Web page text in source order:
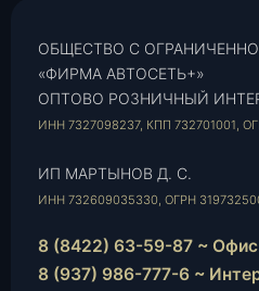
ОБЩЕСТВО С
«ФИРМА АВТОСЕТЬ+»
ОПТОВО РОЗНИЧНЫЙ
ИНН 7327098237, КПП 732701001,
ИП МАРТЫНОВ Д. С.
ИНН 732609035330, ОГРН
8 (8422) 63-59-87 ~ Офис
8 (937) 986-777-6 ~